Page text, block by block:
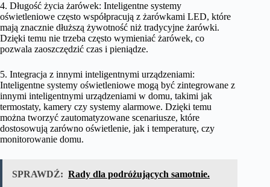
4. Długość życia żarówek: Inteligentne systemy
oświetleniowe często współpracują z żarówkami LED, które
mają znacznie dłuższą żywotność niż tradycyjne żarówki.
Dzięki temu nie trzeba często wymieniać żarówek, co
pozwala zaoszczędzić czas i pieniądze.
5. Integracja z innymi inteligentnymi urządzeniami:
Inteligentne systemy oświetleniowe mogą być zintegrowane z
innymi inteligentnymi urządzeniami w domu, takimi jak
termostaty, kamery czy systemy alarmowe. Dzięki temu
można tworzyć zautomatyzowane scenariusze, które
dostosowują zarówno oświetlenie, jak i temperaturę, czy
monitorowanie domu.
SPRAWDŹ: Rady dla podróżujących samotnie.